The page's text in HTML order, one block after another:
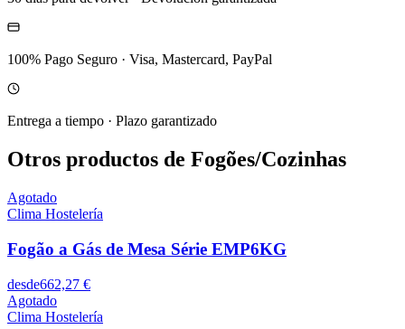
100% Pago Seguro · Visa, Mastercard, PayPal
Entrega a tiempo · Plazo garantizado
Otros productos de Fogões/Cozinhas
Agotado
Clima Hostelería
Fogão a Gás de Mesa Série EMP6KG
desde662,27 €
Agotado
Clima Hostelería